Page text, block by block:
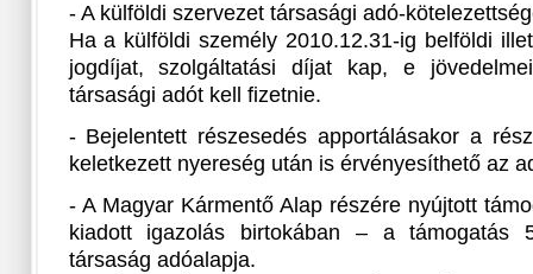
- A külföldi szervezet társasági adó-
Ha a külföldi személy 2010.12.31-ig belföldi
jogdíjat, szolgáltatási díjat kap, e
társasági adót kell fizetnie.
- Bejelentett részesedés apportálásakor a
keletkezett nyereség után is érvényesíthető az
- A Magyar Kármentő Alap részére nyújtott
kiadott igazolás birtokában – a támogatás
társaság adóalapja.